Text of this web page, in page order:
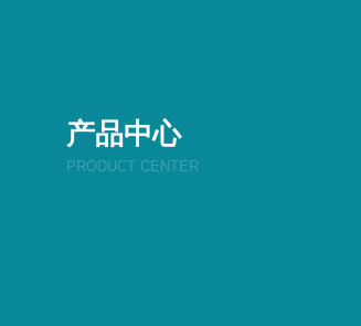
产品中心
PRODUCT CENTER